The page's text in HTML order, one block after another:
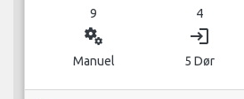
9 4
miscellaneous_services
Manuel
login
5 Dør